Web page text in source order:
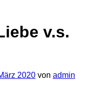
v.s.
2020 von admin